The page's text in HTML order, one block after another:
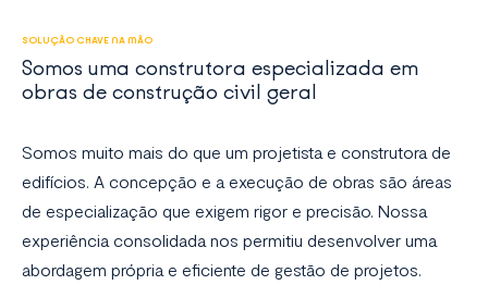
SOLUÇÃO CHAVE NA MÃO
Somos uma construtora especializada em
obras de construção civil geral
Somos muito mais do que um projetista e construtora de
edifícios. A concepção e a execução de obras são áreas
de especialização que exigem rigor e precisão. Nossa
experiência consolidada nos permitiu desenvolver uma
abordagem própria e eficiente de gestão de projetos.